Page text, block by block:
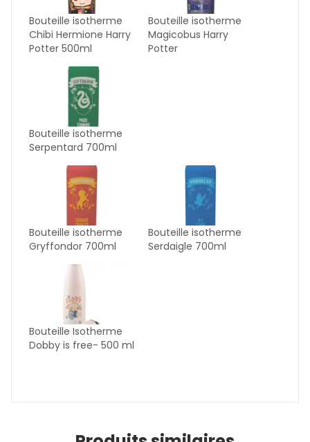
Bouteille isotherme
Chibi Hermione Harry
Potter 500ml
Bouteille isotherme
Magicobus Harry
Potter
Bouteille isotherme
Serpentard 700ml
Bouteille isotherme
Gryffondor 700ml
Bouteille isotherme
Serdaigle 700ml
Bouteille Isotherme
Dobby is free- 500 ml